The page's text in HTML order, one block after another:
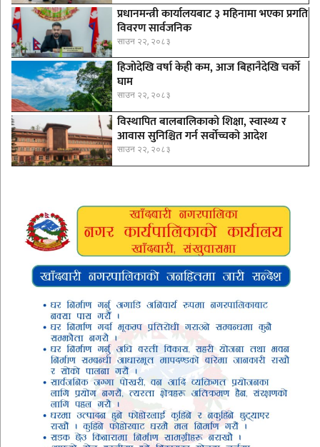
प्रधानमन्त्री कार्यालयबाट ३ महिनामा भएका प्रगति
विवरण सार्वजनिक
साउन २२, २०८३
हिजोदेखि वर्षा केही कम, आज बिहानैदेखि चर्को
घाम
साउन २२, २०८३
विस्थापित बालबालिकाको शिक्षा, स्वास्थ्य र
आवास सुनिश्चित गर्न सर्वोच्चको आदेश
साउन २२, २०८३